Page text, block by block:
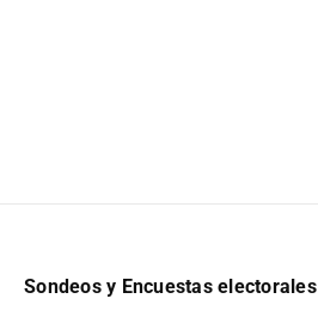
Sondeos y Encuestas electorales